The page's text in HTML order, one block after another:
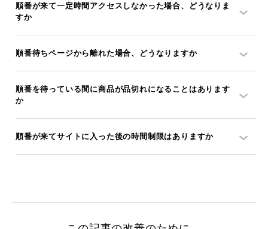
順番が来て一定時間アクセスしなかった場合、どうなりま
すか
順番待ちページから離れた場合、どうなりますか
順番を待っている間に商品が品切れになることはあります
か
順番が来てサイトに入った後の時間制限はありますか